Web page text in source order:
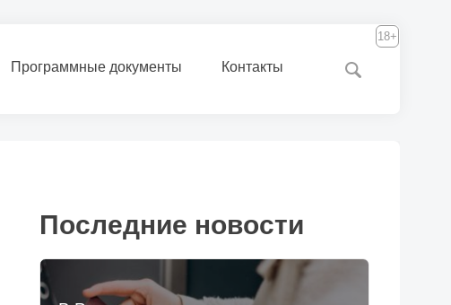
Программные документы Контакты
18+
Последние новости